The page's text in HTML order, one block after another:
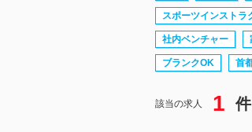
スポーツインストラ
社内ベンチャー
ブランクOK 首
該当の求人 1 件